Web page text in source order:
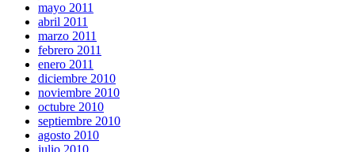
mayo 2011
abril 2011
marzo 2011
febrero 2011
enero 2011
diciembre 2010
noviembre 2010
octubre 2010
septiembre 2010
agosto 2010